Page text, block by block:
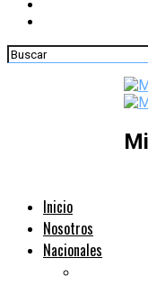
Inicio
Nosotros
Nacionales